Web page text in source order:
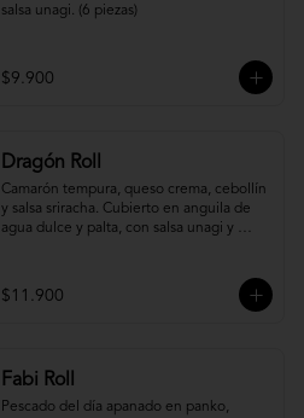
salsa unagi. (6 piezas)
$9.900
Dragón Roll
Camarón tempura, queso crema, cebollín
y salsa sriracha. Cubierto en anguila de
agua dulce y palta, con salsa unagi y
$11.900
Fabi Roll
Pescado del día apanado en panko,